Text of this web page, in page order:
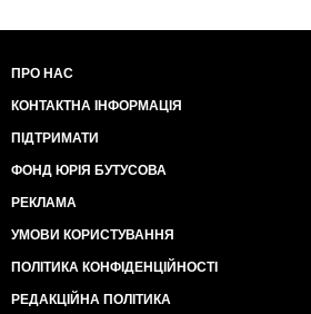
ПРО НАС
КОНТАКТНА ІНФОРМАЦІЯ
ПІДТРИМАТИ
ФОНД ЮРІЯ БУТУСОВА
РЕКЛАМА
УМОВИ КОРИСТУВАННЯ
ПОЛІТИКА КОНФІДЕНЦІЙНОСТІ
РЕДАКЦІЙНА ПОЛІТИКА